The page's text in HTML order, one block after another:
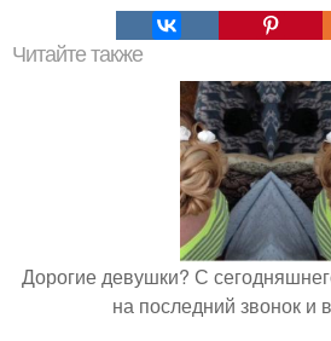
Читайте также
Дорогие девушки? С
на последний звонок и